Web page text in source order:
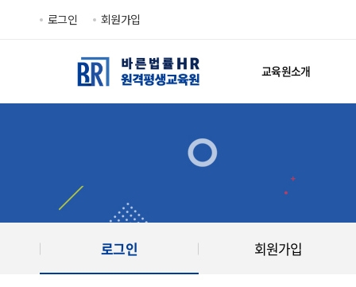
로그인 회원가입
교육원소개
로그인 회원가입